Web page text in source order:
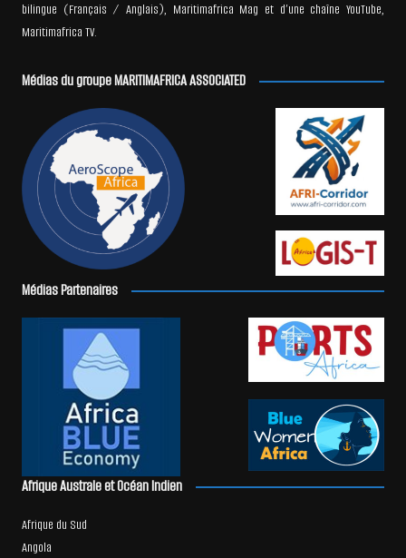
bilingue (Français / Anglais), Maritimafrica Mag et d’une chaîne YouTube,
Maritimafrica TV.
Médias du groupe MARITIMAFRICA ASSOCIATED
Médias Partenaires
Afrique Australe et Océan Indien
Afrique du Sud
Angola